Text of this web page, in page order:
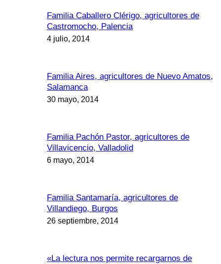
Familia Caballero Clérigo, agricultores de
Castromocho, Palencia
4 julio, 2014
Familia Aires, agricultores de Nuevo Amatos,
Salamanca
30 mayo, 2014
Familia Pachón Pastor, agricultores de
Villavicencio, Valladolid
6 mayo, 2014
Familia Santamaría, agricultores de
Villandiego, Burgos
26 septiembre, 2014
«La lectura nos permite recargarnos de